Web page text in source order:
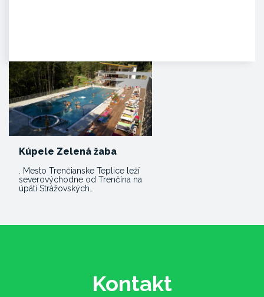
Kúpele Zelená žaba
. Mesto Trenčianske Teplice leží
severovýchodne od Trenčína na
úpätí Strážovských…
Kontakt